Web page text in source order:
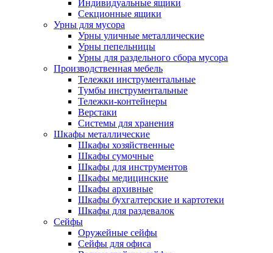
Индивидуальные ящики
Секционные ящики
Урны для мусора
Урны уличные металлические
Урны пепельницы
Урны для раздельного сбора мусора
Производственная мебель
Тележки инструментальные
Тумбы инструментальные
Тележки-контейнеры
Верстаки
Системы для хранения
Шкафы металлические
Шкафы хозяйственные
Шкафы сумочные
Шкафы для инструментов
Шкафы медицинские
Шкафы архивные
Шкафы бухгалтерские и картотеки
Шкафы для раздевалок
Сейфы
Оружейные сейфы
Сейфы для офиса